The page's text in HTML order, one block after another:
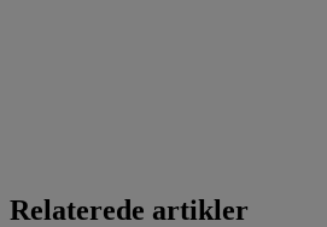
Relaterede artikler